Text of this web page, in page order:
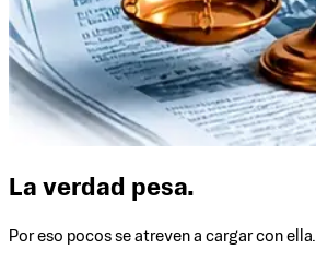
La verdad pesa.
Por eso pocos se atreven a cargar con ella.